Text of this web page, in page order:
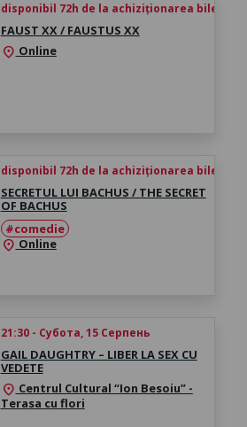
disponibil 72h de la achiziționarea biletului
FAUST XX / FAUSTUS XX
location_on Online
disponibil 72h de la achiziționarea biletului
SECRETUL LUI BACHUS / THE SECRET
OF BACHUS
#comedie
location_on Online
21:30 - Субота, 15 Серпень
GAIL DAUGHTRY – LIBER LA SEX CU
VEDETE
location_on Centrul Cultural “Ion Besoiu” -
Terasa cu flori